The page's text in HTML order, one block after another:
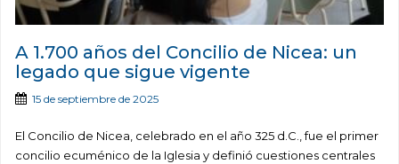
A 1.700 años del Concilio de Nicea: un
legado que sigue vigente
15 de septiembre de 2025
El Concilio de Nicea, celebrado en el año 325 d.C., fue el primer
concilio ecuménico de la Iglesia y definió cuestiones centrales